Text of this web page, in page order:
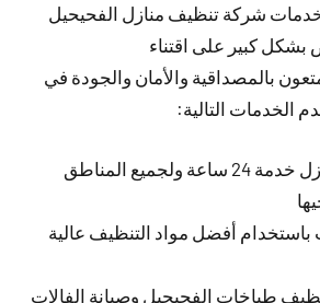
خدمات شركة تنظيف منازل الفحيحيل
بشكل كبير على اقتناء
بالمصداقية والأمان والجودة في
الخدمات التالية:
خدمة تنظيف منازل خدمة 24 ساعة ولجميع المناطق
أفضل مواد التنظيف عالية
طباخات الفحيحيل وصيانة الفالات